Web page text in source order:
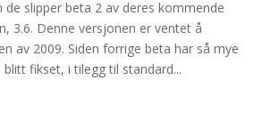
de slipper beta 2 av deres kommende
3.6. Denne versjonen er ventet å
av 2009. Siden forrige beta har så mye
fikset, i tilegg til standard...